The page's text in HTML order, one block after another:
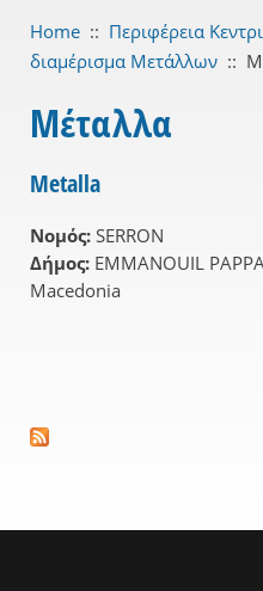
Home :: Περιφέρεια
διαμέρισμα Μετάλλων ::
Μέταλλα
Metalla
Νομός: SERRON
Δήμος: EMMANOUIL
Macedonia